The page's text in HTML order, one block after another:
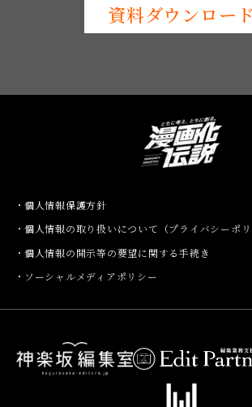
資料ダウンロード
個人情報保護方針
個人情報の取り扱いについて（プライバシーポリ
個人情報の開示等の要望に関する手続き
ソーシャルメディアポリシー